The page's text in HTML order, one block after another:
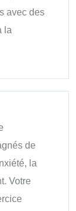
avec des
la
de
la
Votre